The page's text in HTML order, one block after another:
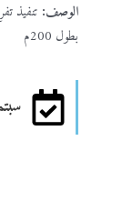
الوصف: تنفيذ
بطول 200م
سبتمبر